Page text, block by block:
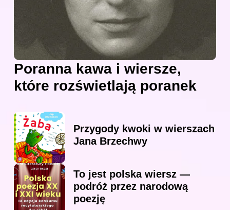
Poranna kawa i wiersze,
które rozświetlają poranek
Przygody kwoki w wierszach
Jana Brzechwy
To jest polska wiersz —
podróż przez narodową
poezję